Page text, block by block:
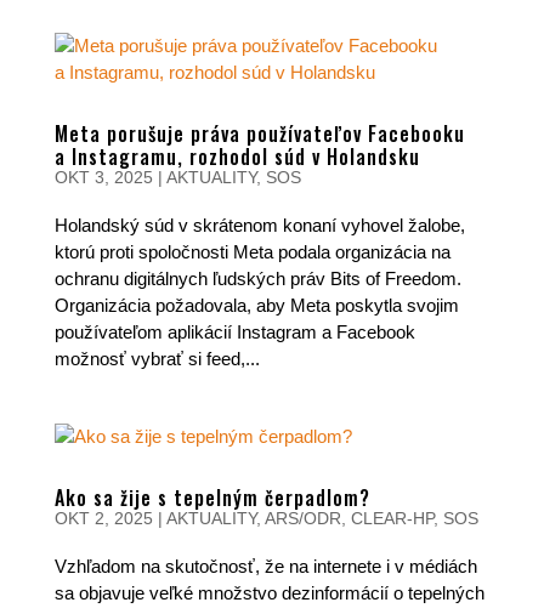
Meta porušuje práva používateľov Facebooku
a Instagramu, rozhodol súd v Holandsku
OKT 3, 2025 | AKTUALITY, SOS
Holandský súd v skrátenom konaní vyhovel žalobe,
ktorú proti spoločnosti Meta podala organizácia na
ochranu digitálnych ľudských práv Bits of Freedom.
Organizácia požadovala, aby Meta poskytla svojim
používateľom aplikácií Instagram a Facebook
možnosť vybrať si feed,...
Ako sa žije s tepelným čerpadlom?
OKT 2, 2025 | AKTUALITY, ARS/ODR CLEAR-HP, SOS
Vzhľadom na skutočnosť, že na internete i v médiách
sa objavuje veľké množstvo dezinformácií o tepelných